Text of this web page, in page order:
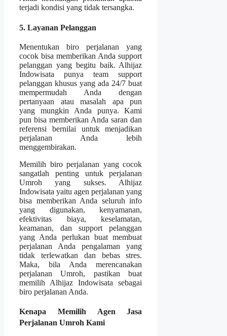
terjadi kondisi yang tidak tersangka.
5. Layanan Pelanggan
Menentukan biro perjalanan yang
cocok bisa memberikan Anda support
pelanggan yang begitu baik. Alhijaz
Indowisata punya team support
pelanggan khusus yang ada 24/7 buat
mempermudah Anda dengan
pertanyaan atau masalah apa pun
yang mungkin Anda punya. Kami
pun bisa memberikan Anda saran dan
referensi bernilai untuk menjadikan
perjalanan Anda lebih
menggembirakan.
Memilih biro perjalanan yang cocok
sangatlah penting untuk perjalanan
Umroh yang sukses. Alhijaz
Indowisata yaitu agen perjalanan yang
bisa memberikan Anda seluruh info
yang digunakan, kenyamanan,
efektivitas biaya, keselamatan,
keamanan, dan support pelanggan
yang Anda perlukan buat membuat
perjalanan Anda pengalaman yang
tidak terlewatkan dan bebas stres.
Maka, bila Anda merencanakan
perjalanan Umroh, pastikan buat
memilih Alhijaz Indowisata sebagai
biro perjalanan Anda.
Kenapa Memilih Agen Jasa
Perjalanan Umroh Kami